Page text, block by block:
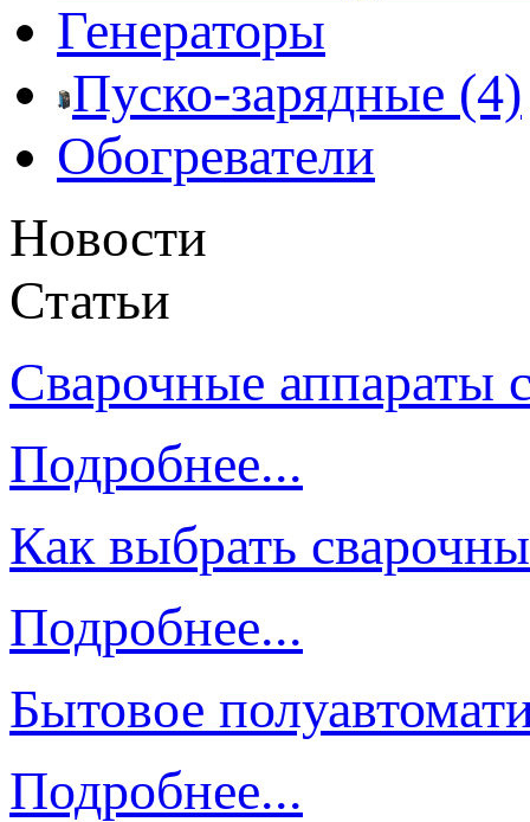
Генераторы
Пуско-зарядные (4)
Обогреватели
Новости
Статьи
Сварочные аппараты
Подробнее...
Как выбрать
Подробнее...
Бытовое
Подробнее...